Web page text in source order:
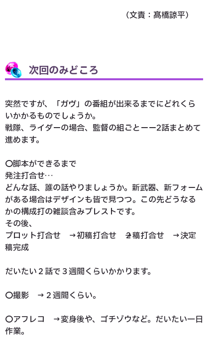
（文責：髙橋諒平）
次回のみどころ
突然ですが、「ガヴ」の番組が出来るまでにどれくら
いかかるものでしょうか。
戦隊、ライダーの場合、監督の組ごとーー2話まとめて
進めます。
〇脚本ができるまで
発注打合せ…
どんな話、誰の話やりましょうか。新武器、新フォーム
がある場合はデザインも皆で見つつ。この先どうなる
かの構成打の雑談含みブレストです。
その後、
プロット打合せ → 初稿打合せ →２稿打合せ → 決定
稿完成
だいたい２話で３週間くらいかかります。
〇撮影 → ２週間くらい。
〇アフレコ → 変身後や、ゴチゾウなど。だいたい一日
作業。